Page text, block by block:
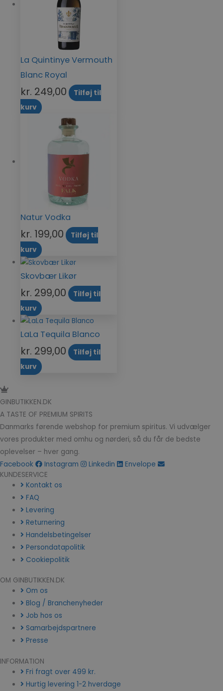
La Quintinye Vermouth
Blanc Royal
kr. 249,00
Tilføj til
kurv
Natur Vodka
kr. 199,00
Tilføj til
kurv
Skovbær Likør
kr. 299,00
Tilføj til
kurv
LaLa Tequila Blanco
kr. 299,00
Tilføj til
kurv
GINBUTIKKEN.DK
A TASTE OF PREMIUM SPIRITS
Danmarks førende webshop for premium spiritus. Vi udvælger
vores produkter med omhu og nørderi, så du får de bedste
oplevelser – hver gang.
Facebook
Instagram Linkedin
Envelope
KUNDESERVICE
Kontakt os
FAQ
Levering
Returnering
Handelsbetingelser
Persondatapolitik
Cookiepolitik
OM GINBUTIKKEN.DK
Om os
Blog / Branchenyheder
Job hos os
Samarbejdspartnere
Presse
INFORMATION
Fri fragt over 499 kr.
Hurtig levering 1-2 hverdage